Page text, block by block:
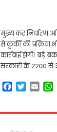
मुख्य कर निर्धारण
से कुर्की की
कार्रवाई होगी। बड़े
सरकारी के 2200 से
F
e
T
t
E
i
t